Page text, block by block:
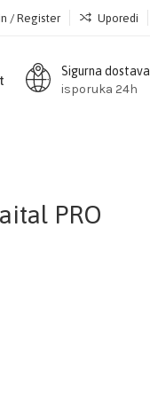
/ Register Uporedi
Sigurna dostava
isporuka 24h
PRO